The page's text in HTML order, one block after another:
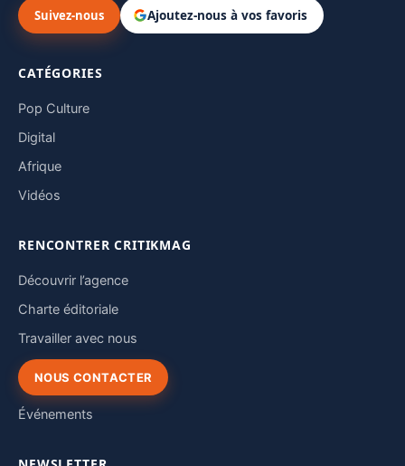
Suivez-nous Ajoutez-nous à vos favoris
CATÉGORIES
Pop Culture
Digital
Afrique
Vidéos
RENCONTRER CRITIKMAG
Découvrir l’agence
Charte éditoriale
Travailler avec nous
NOUS CONTACTER
Événements